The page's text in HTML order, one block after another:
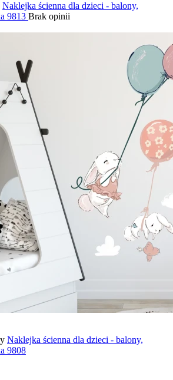
Naklejka ścienna dla dzieci - balony,
9813 Brak opinii
Naklejka ścienna dla dzieci - balony,
9808